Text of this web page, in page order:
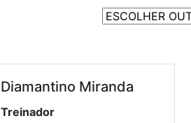
Diamantino Miranda
Treinador